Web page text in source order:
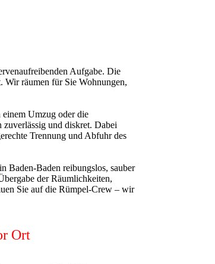
Aufgabe. Die
Wir räumen für Sie Wohnungen,
einem Umzug oder die
zuverlässig und diskret. Dabei
Trennung und Abfuhr des
in Baden-Baden reibungslos, sauber
der Räumlichkeiten,
Sie auf die Rümpel-Crew – wir
Ort